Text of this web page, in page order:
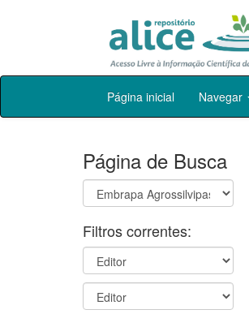
Skip
Página inicial Navegar
Página de Busca
Filtros correntes: